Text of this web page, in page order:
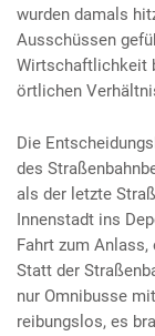
wurden damals
Ausschüssen
Wirtschaftlichkeit
örtlichen
Die
des
als der letzte
Innenstadt ins
Fahrt zum Anlass,
Statt der
nur Omnibusse
reibungslos, es